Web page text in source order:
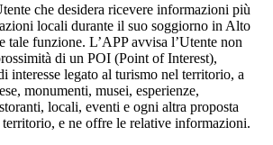
che desidera ricevere informazioni più
locali durante il suo soggiorno in Alto
tale funzione. L’APP avvisa l’Utente non
di un POI (Point of Interest),
interesse legato al turismo nel territorio, a
monumenti, musei, esperienze,
locali, eventi e ogni altra proposta
e ne offre le relative informazioni.